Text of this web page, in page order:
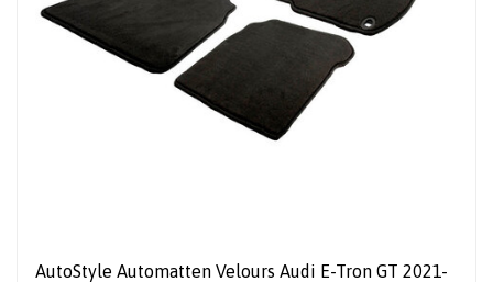
AutoStyle Automatten Velours Audi E-Tron GT 2021-